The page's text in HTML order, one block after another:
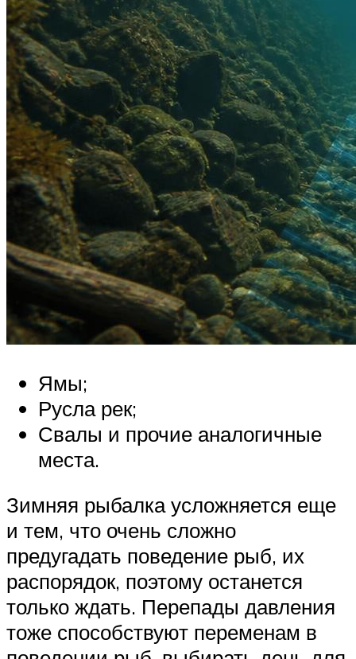
Ямы;
Русла рек;
Свалы и прочие аналогичные
места.
Зимняя рыбалка усложняется еще
и тем, что очень сложно
предугадать поведение рыб, их
распорядок, поэтому останется
только ждать. Перепады давления
тоже способствуют переменам в